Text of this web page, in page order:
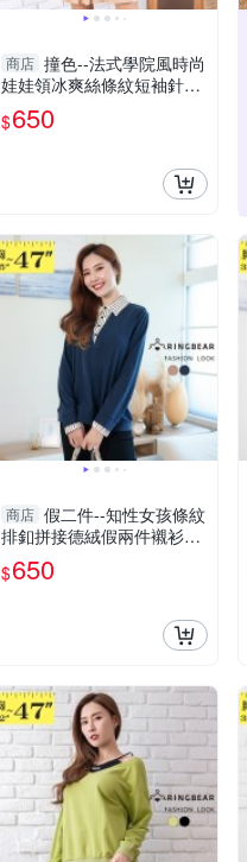
商店 撞色--法式學院風時尚
娃娃領冰爽絲條紋短袖針織
衫上衣(黑.杏L-3L)-U821眼
圈熊中大尺碼
$650
商店 假二件--知性女孩條紋
排釦拼接德絨假兩件襯衫領
長袖上衣(咖.藍L-3L)-X522
眼圈熊中大尺碼
$650